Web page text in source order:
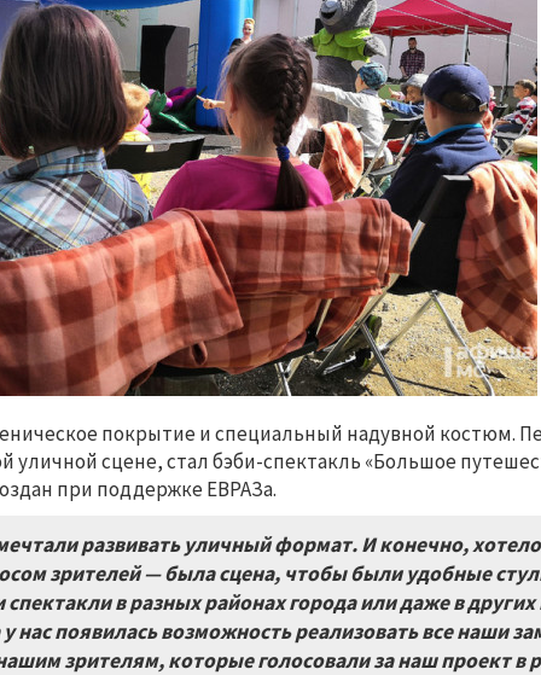
покрытие и специальный надувной костюм.
уличной сцене, стал бэби-спектакль «Большое
при поддержке ЕВРАЗа.
развивать уличный формат. И конечно,
зрителей — была сцена, чтобы были удобные
в разных районах города или даже в
нас появилась возможность реализовать все наши
зрителям, которые голосовали за наш проект в